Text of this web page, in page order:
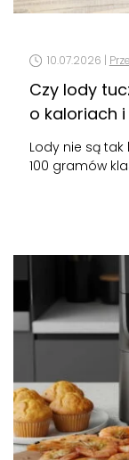
10.07.2026 |
Czy lody
o kaloriach
Lody nie są
100 gramów